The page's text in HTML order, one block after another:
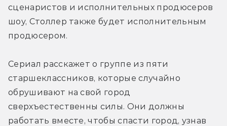
сценаристов и исполнительных продюсеров
шоу, Столлер также будет исполнительным
продюсером.
Сериал расскажет о группе из пяти
старшеклассников, которые случайно
обрушивают на свой город
сверхъестественны силы. Они должны
работать вместе, чтобы спасти город, узнав